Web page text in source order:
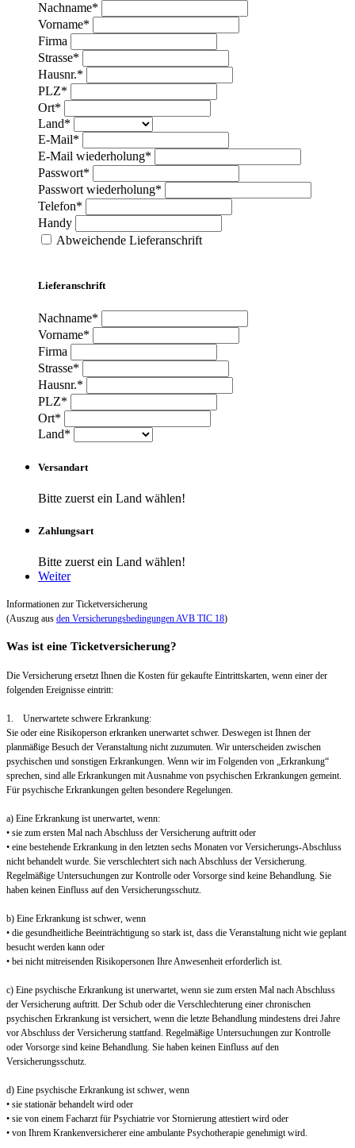
Nachname*
Vorname*
Firma
Strasse*
Hausnr.*
PLZ*
Ort*
Land*
E-Mail*
E-Mail wiederholung*
Passwort*
Passwort wiederholung*
Telefon*
Handy
Abweichende Lieferanschrift
Lieferanschrift
Nachname*
Vorname*
Firma
Strasse*
Hausnr.*
PLZ*
Ort*
Land*
Versandart
Bitte zuerst ein Land wählen!
Zahlungsart
Bitte zuerst ein Land wählen!
Weiter
Informationen zur Ticketversicherung
(Auszug aus den Versicherungsbedingungen AVB TIC 18)
Was ist eine Ticketversicherung?
Die Versicherung ersetzt Ihnen die Kosten für gekaufte Eintrittskarten, wenn einer der
folgenden Ereignisse eintritt:
1. Unerwartete schwere Erkrankung:
Sie oder eine Risikoperson erkranken unerwartet schwer. Deswegen ist Ihnen der
planmäßige Besuch der Veranstaltung nicht zuzumuten. Wir unterscheiden zwischen
psychischen und sonstigen Erkrankungen. Wenn wir im Folgenden von „Erkrankung“
sprechen, sind alle Erkrankungen mit Ausnahme von psychischen Erkrankungen gemeint.
Für psychische Erkrankungen gelten besondere Regelungen.
a) Eine Erkrankung ist unerwartet, wenn:
• sie zum ersten Mal nach Abschluss der Versicherung auftritt oder
• eine bestehende Erkrankung in den letzten sechs Monaten vor Versicherungs-Abschluss
nicht behandelt wurde. Sie verschlechtert sich nach Abschluss der Versicherung.
Regelmäßige Untersuchungen zur Kontrolle oder Vorsorge sind keine Behandlung. Sie
haben keinen Einfluss auf den Versicherungsschutz.
b) Eine Erkrankung ist schwer, wenn
• die gesundheitliche Beeinträchtigung so stark ist, dass die Veranstaltung nicht wie geplant
besucht werden kann oder
• bei nicht mitreisenden Risikopersonen Ihre Anwesenheit erforderlich ist.
c) Eine psychische Erkrankung ist unerwartet, wenn sie zum ersten Mal nach Abschluss
der Versicherung auftritt. Der Schub oder die Verschlechterung einer chronischen
psychischen Erkrankung ist versichert, wenn die letzte Behandlung mindestens drei Jahre
vor Abschluss der Versicherung stattfand. Regelmäßige Untersuchungen zur Kontrolle
oder Vorsorge sind keine Behandlung. Sie haben keinen Einfluss auf den
Versicherungsschutz.
d) Eine psychische Erkrankung ist schwer, wenn
• sie stationär behandelt wird oder
• sie von einem Facharzt für Psychiatrie vor Stornierung attestiert wird oder
• von Ihrem Krankenversicherer eine ambulante Psychotherapie genehmigt wird.